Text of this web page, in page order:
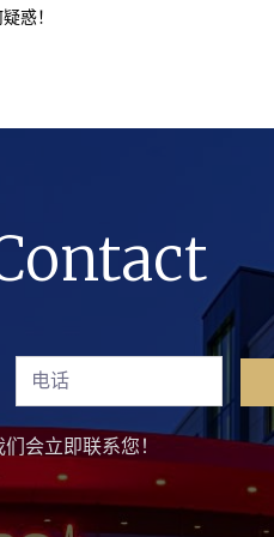
惑！
会立即联系您！